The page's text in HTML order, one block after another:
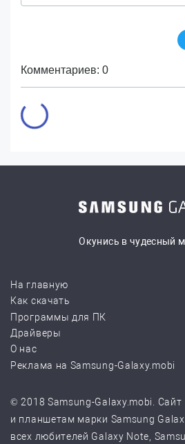
Комментариев: 0
Окунись в чудесный
На главную
Как скачать
Программы для ПК
Драйверы
О нас
Реклама на Samsung-Galaxy.mobi
© 2018 Samsung-Galaxy.mobi.
и планшетам марки Samsung
всех любителей Galaxy Note,